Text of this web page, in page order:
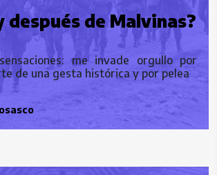
después de Malvinas?
me invade orgullo por
de una gesta histórica y por pelea